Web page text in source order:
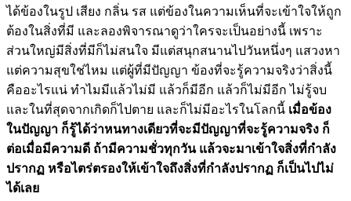
ได้ข้องในรูป เสียง กลิ่น รส แต่ข้องในความเห็นที่จะเข้าใจให้ถูก
ต้องในสิ่งที่มี และลองพิจารณาดูว่าใครจะเป็นอย่างนี้ เพราะ
ส่วนใหญ่มีสิ่งที่มีก็ไม่สนใจ มีแต่สนุกสนานไปวันหนึ่งๆ แสวงหา
แต่ความสุขใช่ไหม แต่ผู้ที่มีปัญญา ข้องที่จะรู้ความจริงว่าสิ่งนี้
คืออะไรแน่ ทำไมมีแล้วไม่มี แล้วก็มีอีก แล้วก็ไม่มีอีก ไม่รู้จบ
และในที่สุดจากเกิดก็ไปตาย และก็ไม่มีอะไรในโลกนี้ เมื่อข้อง
ในปัญญา ก็รู้ได้ว่าหนทางเดียวที่จะมีปัญญาที่จะรู้ความจริง ก็
ต่อเมื่อมีความดี ถ้ามีความชั่วทุกวัน แล้วจะมาเข้าใจสิ่งที่กำลัง
ปรากฏ หรือไตร่ตรองให้เข้าใจถึงสิ่งที่กำลังปรากฏ ก็เป็นไปไม่
ได้เลย